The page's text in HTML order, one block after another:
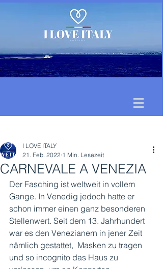
CARNEVALE A VENEZIA
I LOVE ITALY
21. Feb. 2022 1 Min. Lesezeit
Der Fasching ist weltweit in vollem
Gange. In Venedig jedoch hatte er
schon immer einen ganz besonderen
Stellenwert. Seit dem 13. Jahrhundert
war es den Venezianern in jener Zeit
nämlich gestattet,  Masken zu tragen
und so incognito das Haus zu